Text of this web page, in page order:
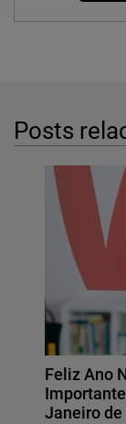
Posts
Feliz Ano
Janeiro de